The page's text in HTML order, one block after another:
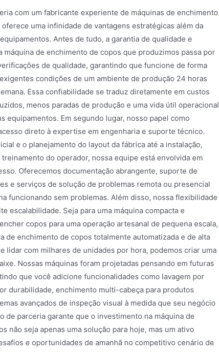
com um fabricante experiente de máquinas de enchimento
uma infinidade de vantagens estratégicas além da
Antes de tudo, a garantia de qualidade e
máquina de enchimento de copos que produzimos passa por
de qualidade, garantindo que funcione de forma
condições de um ambiente de produção 24 horas
Essa confiabilidade se traduz diretamente em custos
menos paradas de produção e uma vida útil operacional
equipamentos. Em segundo lugar, nosso papel como
direto à expertise em engenharia e suporte técnico.
e o planejamento do layout da fábrica até a instalação,
do operador, nossa equipe está envolvida em
Oferecemos documentação abrangente, suporte de
e serviços de solução de problemas remota ou presencial
funcionando sem problemas. Além disso, nossa flexibilidade
escalabilidade. Seja para uma máquina compacta e
copos para uma operação artesanal de pequena escala,
de enchimento de copos totalmente automatizada e de alta
lidar com milhares de unidades por hora, podemos criar uma
Nossas máquinas foram projetadas pensando em futuras
que você adicione funcionalidades como lavagem por
durabilidade, enchimento multi-cabeça para produtos
avançados de inspeção visual à medida que seu negócio
de parceria garante que o investimento na máquina de
não seja apenas uma solução para hoje, mas um ativo
e oportunidades de amanhã no competitivo cenário de